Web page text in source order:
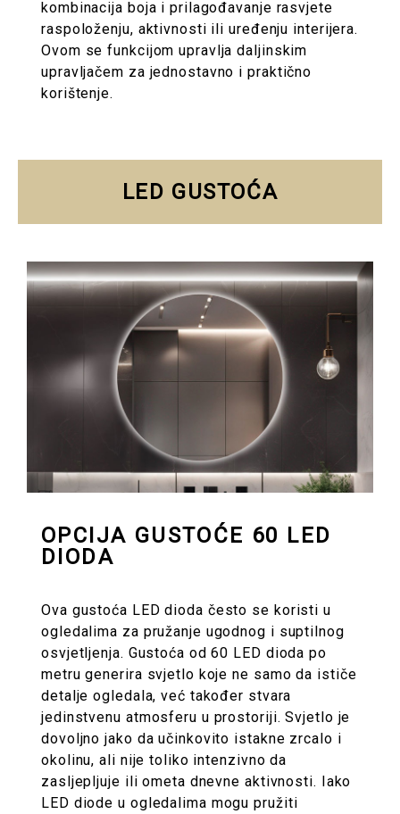
kombinacija boja i prilagođavanje rasvjete
raspoloženju, aktivnosti ili uređenju interijera.
Ovom se funkcijom upravlja daljinskim
upravljačem za jednostavno i praktično
korištenje.
LED GUSTOĆA
OPCIJA GUSTOĆE 60 LED
DIODA
Ova gustoća LED dioda često se koristi u
ogledalima za pružanje ugodnog i suptilnog
osvjetljenja. Gustoća od 60 LED dioda po
metru generira svjetlo koje ne samo da ističe
detalje ogledala, već također stvara
jedinstvenu atmosferu u prostoriji. Svjetlo je
dovoljno jako da učinkovito istakne zrcalo i
okolinu, ali nije toliko intenzivno da
zasljepljuje ili ometa dnevne aktivnosti. Iako
LED diode u ogledalima mogu pružiti